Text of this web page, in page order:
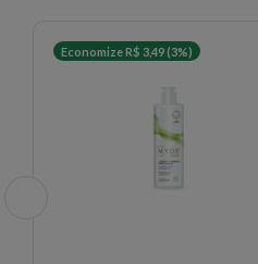
Economize R$ 3,49 (3%)